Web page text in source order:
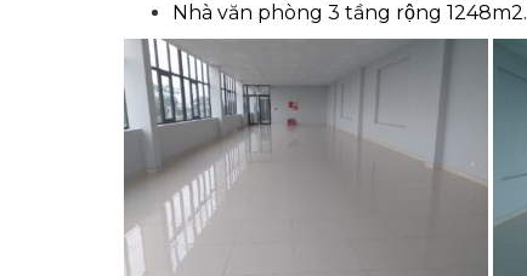
Nhà văn phòng 3 tầng rộng 1248m2.